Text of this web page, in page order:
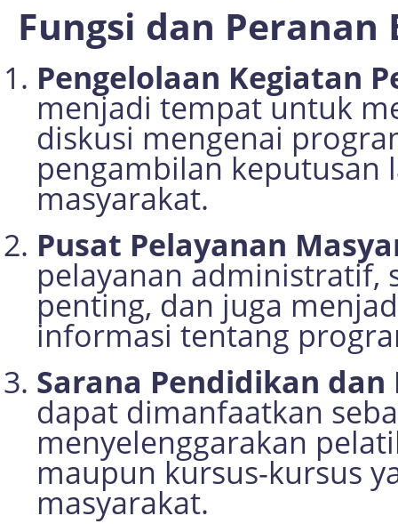
Fungsi dan Peranan
Pengelolaan Kegiatan
menjadi tempat untuk
diskusi mengenai
pengambilan keputusan
masyarakat.
Pusat Pelayanan
pelayanan administratif,
penting, dan juga
informasi tentang
Sarana Pendidikan
dapat dimanfaatkan
menyelenggarakan
maupun kursus-kursus
masyarakat.